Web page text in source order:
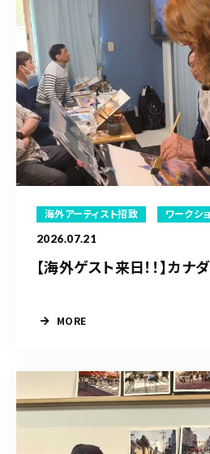
海外アーティスト招致 ワークシ
2026.07.21
【海外ゲスト来日！！】カナ
MORE